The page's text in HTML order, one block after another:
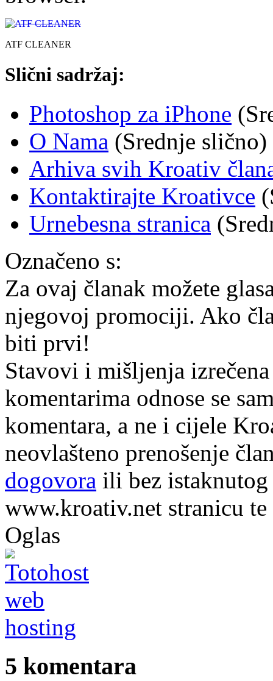
ATF CLEANER
Slični sadržaj:
Photoshop za iPhone
O Nama (Srednje slično)
Arhiva svih Kroativ
Kontaktirajte Kroativce
Urnebesna stranica
Označeno s:
Za ovaj članak možete
njegovoj promociji. Ako
biti prvi!
Stavovi i mišljenja
komentarima odnose se
komentara, a ne i cijele
neovlašteno prenošenje
dogovora ili bez
www.kroativ.net stranicu te
Oglas
5 komentara